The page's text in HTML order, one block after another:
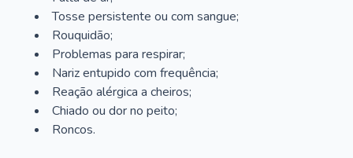
Tosse persistente ou com sangue;
Rouquidão;
Problemas para respirar;
Nariz entupido com frequência;
Reação alérgica a cheiros;
Chiado ou dor no peito;
Roncos.